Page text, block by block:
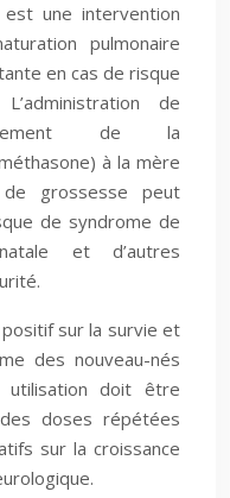
est une intervention
pulmonaire
en cas de risque
de
de la
à la mère
grossesse peut
de syndrome de
et d’autres
sur la survie et
des nouveau-nés
utilisation doit être
doses répétées
sur la croissance